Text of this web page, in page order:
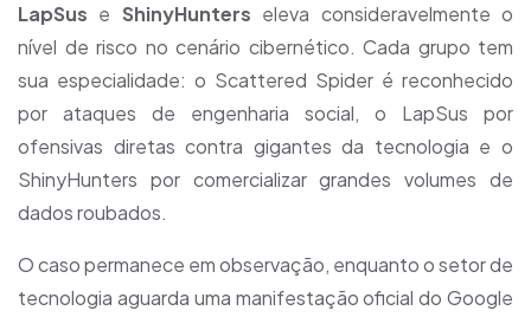
LapSus e ShinyHunters eleva consideravelmente o
nível de risco no cenário cibernético. Cada grupo tem
sua especialidade: o Scattered Spider é reconhecido
por ataques de engenharia social, o LapSus por
ofensivas diretas contra gigantes da tecnologia e o
ShinyHunters por comercializar grandes volumes de
dados roubados.
O caso permanece em observação, enquanto o setor de
tecnologia aguarda uma manifestação oficial do Google